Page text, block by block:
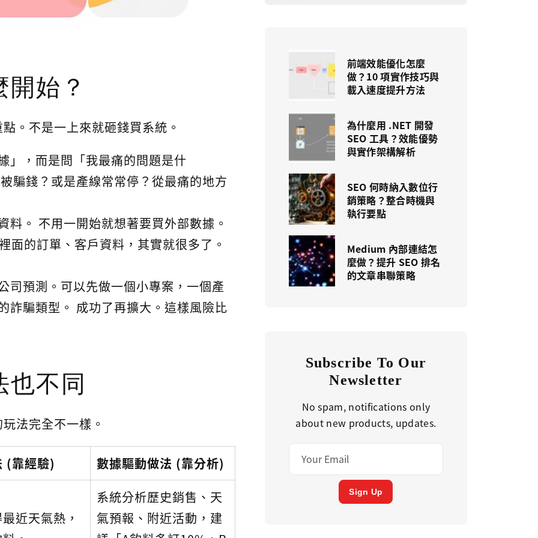
始？
。不是一上來就砸錢買系統。
」，而是問「我最痛的問題是什
騙錢？或是產線常常停？從最痛的地方
料。 不用一開始就想著要買外部數據。
面的訂單、客戶資料，其實就很多了。
司預測。可以先做一個小專案，一個產
詐騙類型。 成功了再擴大。這樣風險比
也不同
法完全不一樣。
(靠經驗) 數據驅動做法 (靠分析)
近天氣熱，
系統分析歷史銷售、天
氣預報、附近活動，建
前端效能優化怎麼
做？10 項實作技巧與
載入速度提升方法
為什麼用 .NET 開發
SEO 工具？效能優勢
與實作架構解析
SEO 何時納入數位行
銷策略？整合時機與
執行要點
Medium 內部連結怎
麼做？提升 SEO 排名
的文章串聯策略
Subscribe To Our
Newsletter
No spam, notifications only
about new products, updates.
Sign Up